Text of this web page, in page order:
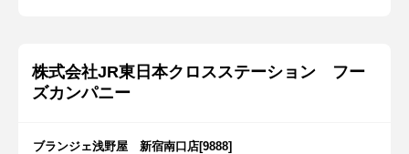
株式会社JR東日本クロスステーション フー
ズカンパニー
ブランジェ浅野屋 新宿南口店[9888]